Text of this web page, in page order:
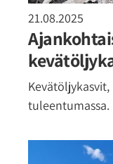
21.08.2025
tuleentumassa.